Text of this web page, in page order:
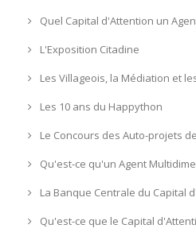
Quel Capital d'Attention un
L'Exposition Citadine
Les Villageois, la Médiation et
Les 10 ans du Happython
Le Concours des Auto-projets
Qu'est-ce qu'un Agent
La Banque Centrale du Capital
Qu'est-ce que le Capital